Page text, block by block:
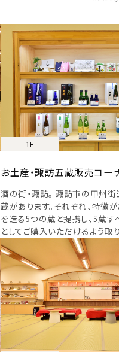
お土産・諏訪五蔵販売コー
酒の街・諏訪。 諏訪市の甲州
蔵があります。それぞれ、特徴
を造る5つの蔵と提携し、5蔵
としてご購入いただけるよう取
1F